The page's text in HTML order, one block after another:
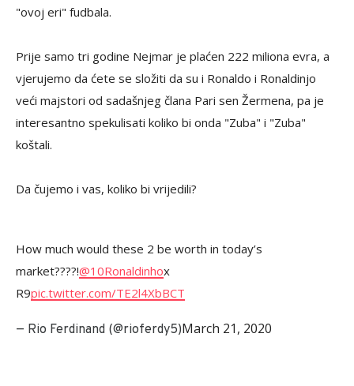
"ovoj eri" fudbala.
Prije samo tri godine Nejmar je plaćen 222 miliona evra, a
vjerujemo da ćete se složiti da su i Ronaldo i Ronaldinjo
veći majstori od sadašnjeg člana Pari sen Žermena, pa je
interesantno spekulisati koliko bi onda "Zuba" i "Zuba"
koštali.
Da čujemo i vas, koliko bi vrijedili?
How much would these 2 be worth in today’s
market????!@10Ronaldinhox
R9pic.twitter.com/TE2l4XbBCT
— Rio Ferdinand (@rioferdy5)March 21, 2020